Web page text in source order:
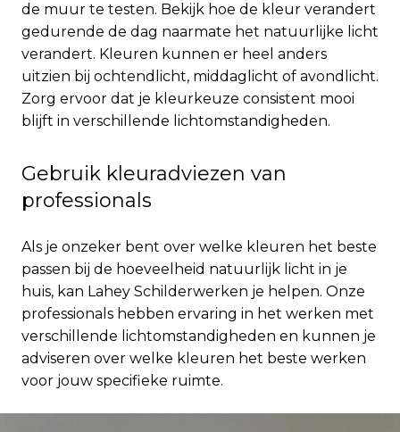
de muur te testen. Bekijk hoe de kleur verandert
gedurende de dag naarmate het natuurlijke licht
verandert. Kleuren kunnen er heel anders
uitzien bij ochtendlicht, middaglicht of avondlicht.
Zorg ervoor dat je kleurkeuze consistent mooi
blijft in verschillende lichtomstandigheden.
Gebruik kleuradviezen van
professionals
Als je onzeker bent over welke kleuren het beste
passen bij de hoeveelheid natuurlijk licht in je
huis, kan Lahey Schilderwerken je helpen. Onze
professionals hebben ervaring in het werken met
verschillende lichtomstandigheden en kunnen je
adviseren over welke kleuren het beste werken
voor jouw specifieke ruimte.